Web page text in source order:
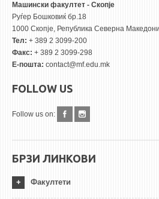
Машински факултет - Скопје
Руѓер Бошковиќ бр.18
1000 Скопје, Република Северна
Тел: + 389 2 3099-200
Факс: + 389 2 3099-298
Е-пошта: contact@mf.edu.mk
FOLLOW US
Follow us on:
БРЗИ ЛИНКОВИ
Факултети